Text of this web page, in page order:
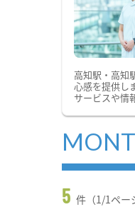
高知駅・高知
心感を提供し
サービスや情
5 件（1/1ペー